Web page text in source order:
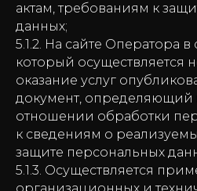
актам, требованиям к
данных;
5.1.2. На сайте Оператора
который осуществляется
оказание услуг
документ, определяющий
отношении обработки
к сведениям о
защите персональных
5.1.3. Осуществляется